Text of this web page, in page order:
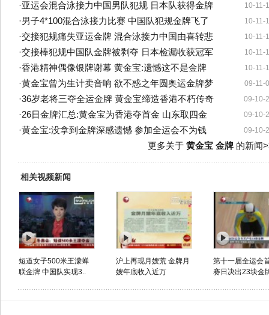
10-11-
·亚运会混合泳接力中国男队犯规 日本队获得金牌
10-11-
·男子4*100混合泳接力比赛 中国队犯规金牌飞了
10-11-
·交接犯规痛失亚运金牌 混合泳接力中国由喜转悲
10-11-
·交接棒犯规中国队金牌被剥夺 日本检漏收获冠军
10-11-
·香港精神偶像银牌谢幕 黄金宝:遗憾这不是金牌
09-11-
·黄金宝曾为生计卖音响 欲不惑之年圆奥运金牌梦
09-10-
·36岁老将三夺全运金牌 黄金宝缔造香港不朽传奇
09-10-
·26日金牌汇总:黄金宝为香港夺首金 山东取四金
09-10-
·黄金宝:没拿到金牌深感遗憾 参加全运会不为钱
更多关于 黄金宝 金牌的新闻
相关视频新闻
短道女子500米王濛蝉
联金牌 中国队实现3..
沪上再现月嫂荒 金牌月
嫂年底收入近万
第十一届全运会
赛日决出23块金